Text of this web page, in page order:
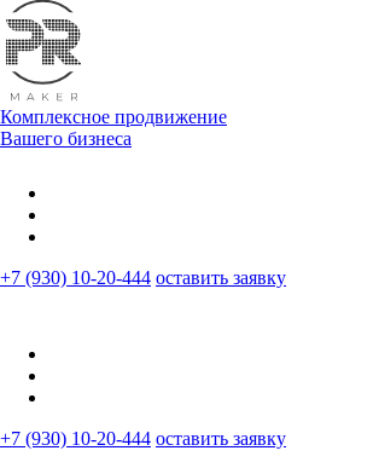
Комплексное продвижение
Вашего бизнеса
+7 (930) 10-20-444 оставить заявку
+7 (930) 10-20-444 оставить заявку